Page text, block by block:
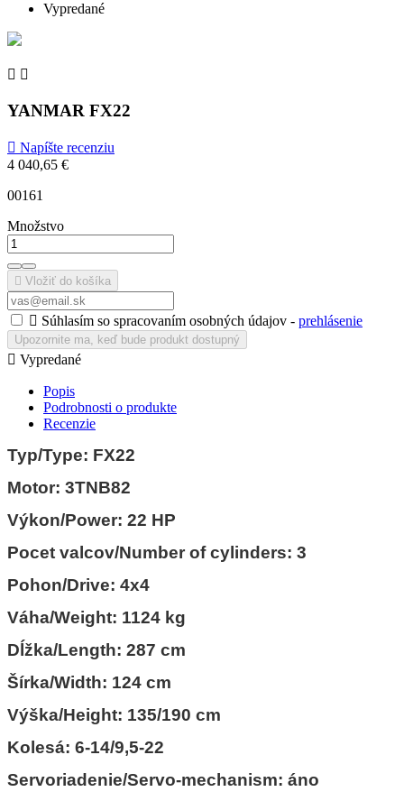
Vypredané
 
YANMAR FX22
 Napíšte recenziu
4 040,65 €
00161
Množstvo
 Vložiť do košíka
 Súhlasím so spracovaním osobných údajov - prehlásenie
Upozornite ma, keď bude produkt dostupný
 Vypredané
Popis
Podrobnosti o produkte
Recenzie
Typ/Type: FX22
Motor: 3TNB82
Výkon/Power: 22 HP
Pocet valcov/Number of cylinders: 3
Pohon/Drive: 4x4
Váha/Weight: 1124 kg
Dĺžka/Length: 287 cm
Šírka/Width: 124 cm
Výška/Height: 135/190 cm
Kolesá: 6-14/9,5-22
Servoriadenie/Servo-mechanism: áno